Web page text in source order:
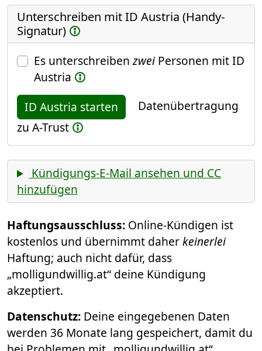
Unterschreiben mit ID Austria (Handy-
Signatur)
Es unterschreibenzweiPersonen mit ID
Austria
ID Austria starten
Datenübertragung
zu A-Trust
Kündigungs-E-Mail ansehen und CC
hinzufügen
Haftungsausschluss: Online-Kündigen ist
kostenlos und übernimmt daherkeinerlei
Haftung; auch nicht dafür, dass
„molligundwillig.at“ deine Kündigung
akzeptiert.
Datenschutz: Deine eingegebenen Daten
werden 36 Monate lang gespeichert, damit du